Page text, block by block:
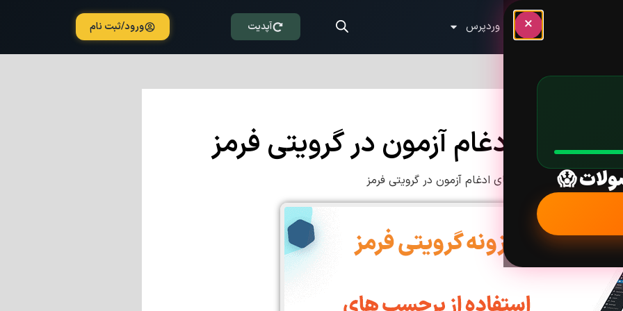
×
😱
آموزش وردپرس آپدیت ورود/ثبت نام
‌های ادغام آزمون در گرویتی فرمز
استفاده از برچسب ‌های ادغام آزمون در گرویتی فرمز